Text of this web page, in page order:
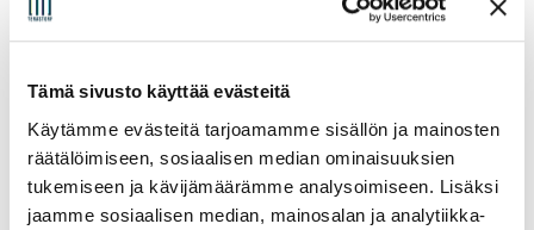
Tämä sivusto käyttää evästeitä
Käytämme evästeitä tarjoamamme sisällön ja mainosten
räätälöimiseen, sosiaalisen median ominaisuuksien
tukemiseen ja kävijämäärämme analysoimiseen. Lisäksi
jaamme sosiaalisen median, mainosalan ja analytiikka-